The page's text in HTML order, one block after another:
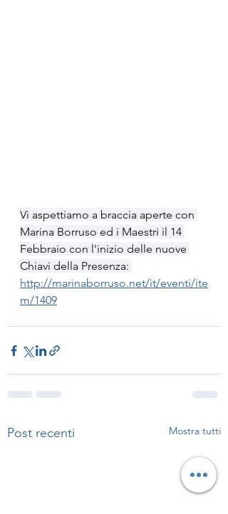
Vi aspettiamo a braccia aperte con
Marina Borruso ed i Maestri il 14
Febbraio con l'inizio delle nuove
Chiavi della Presenza:
http://marinaborruso.net/it/eventi/ite
m/1409
Post recenti Mostra tutti